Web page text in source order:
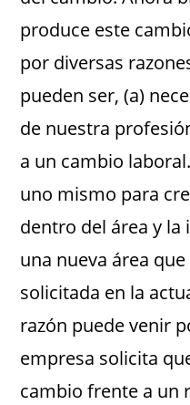
produce este
por diversas
pueden ser, (a)
de nuestra
a un cambio
uno mismo para
dentro del área y
una nueva área
solicitada en la
razón puede venir
empresa solicita
cambio frente a un